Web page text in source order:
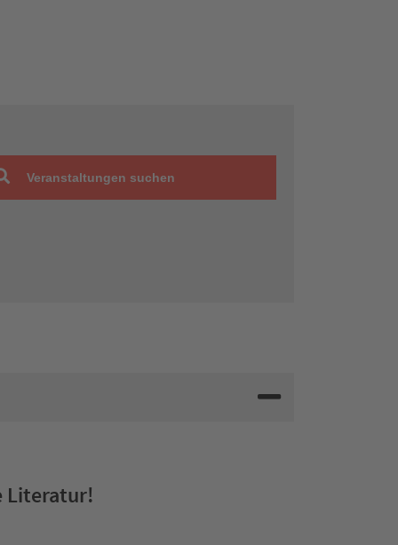
Veranstaltungen suchen
Literatur!